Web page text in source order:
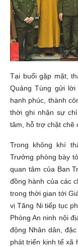
Tại buổi gặp mặt,
Quảng Tùng gửi
hạnh phúc, thành
thời ghi nhận sự
tâm, hỗ trợ chặt chẽ
Trong không khí
Trưởng phòng bày
quan tâm của Ban
đồng hành của các
trong thời gian tới
vị Tăng Ni tiếp tục
Phòng An ninh nội
động Nhân dân,
phát triển kinh tế xã